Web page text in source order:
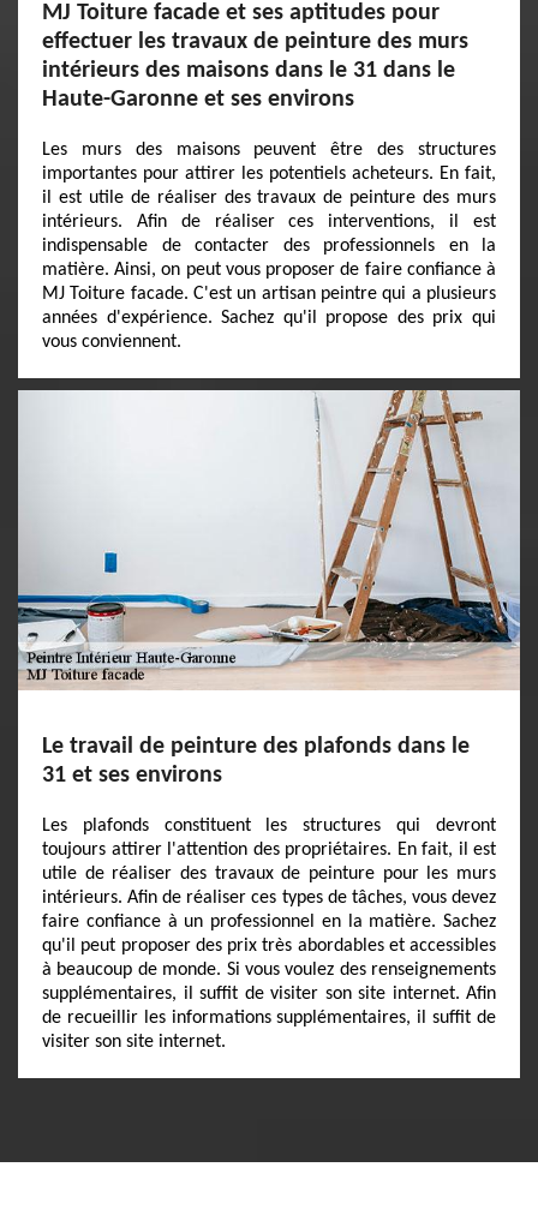
MJ Toiture facade et ses aptitudes pour
effectuer les travaux de peinture des murs
intérieurs des maisons dans le 31 dans le
Haute-Garonne et ses environs
Les murs des maisons peuvent être des structures
importantes pour attirer les potentiels acheteurs. En fait,
il est utile de réaliser des travaux de peinture des murs
intérieurs. Afin de réaliser ces interventions, il est
indispensable de contacter des professionnels en la
matière. Ainsi, on peut vous proposer de faire confiance à
MJ Toiture facade. C'est un artisan peintre qui a plusieurs
années d'expérience. Sachez qu'il propose des prix qui
vous conviennent.
Le travail de peinture des plafonds dans le
31 et ses environs
Les plafonds constituent les structures qui devront
toujours attirer l'attention des propriétaires. En fait, il est
utile de réaliser des travaux de peinture pour les murs
intérieurs. Afin de réaliser ces types de tâches, vous devez
faire confiance à un professionnel en la matière. Sachez
qu'il peut proposer des prix très abordables et accessibles
à beaucoup de monde. Si vous voulez des renseignements
supplémentaires, il suffit de visiter son site internet. Afin
de recueillir les informations supplémentaires, il suffit de
visiter son site internet.